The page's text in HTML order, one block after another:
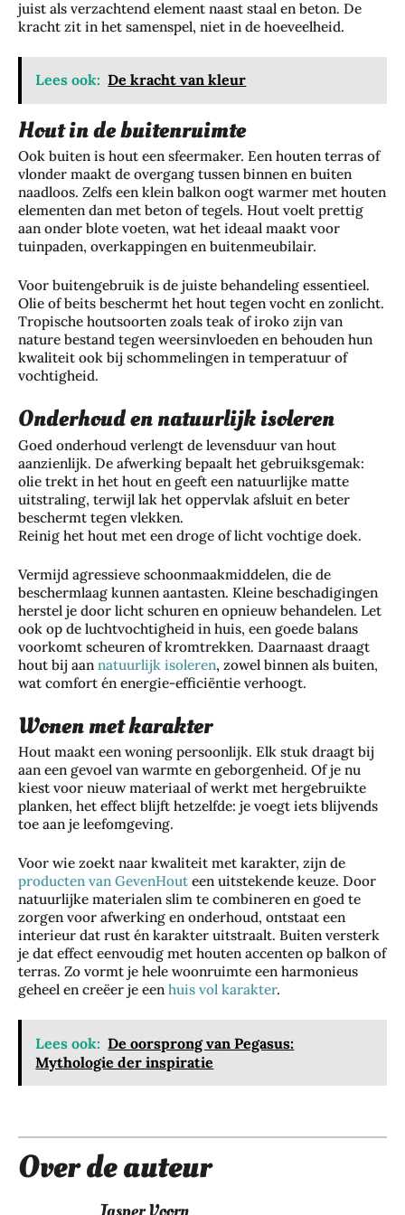
juist als verzachtend element naast staal en beton. De
kracht zit in het samenspel, niet in de hoeveelheid.
Lees ook: De kracht van kleur
Hout in de buitenruimte
Ook buiten is hout een sfeermaker. Een houten terras of
vlonder maakt de overgang tussen binnen en buiten
naadloos. Zelfs een klein balkon oogt warmer met houten
elementen dan met beton of tegels. Hout voelt prettig
aan onder blote voeten, wat het ideaal maakt voor
tuinpaden, overkappingen en buitenmeubilair.
Voor buitengebruik is de juiste behandeling essentieel.
Olie of beits beschermt het hout tegen vocht en zonlicht.
Tropische houtsoorten zoals teak of iroko zijn van
nature bestand tegen weersinvloeden en behouden hun
kwaliteit ook bij schommelingen in temperatuur of
vochtigheid.
Onderhoud en natuurlijk isoleren
Goed onderhoud verlengt de levensduur van hout
aanzienlijk. De afwerking bepaalt het gebruiksgemak:
olie trekt in het hout en geeft een natuurlijke matte
uitstraling, terwijl lak het oppervlak afsluit en beter
beschermt tegen vlekken.
Reinig het hout met een droge of licht vochtige doek.
Vermijd agressieve schoonmaakmiddelen, die de
beschermlaag kunnen aantasten. Kleine beschadigingen
herstel je door licht schuren en opnieuw behandelen. Let
ook op de luchtvochtigheid in huis, een goede balans
voorkomt scheuren of kromtrekken. Daarnaast draagt
hout bij aan natuurlijk isoleren, zowel binnen als buiten,
wat comfort én energie-efficiëntie verhoogt.
Wonen met karakter
Hout maakt een woning persoonlijk. Elk stuk draagt bij
aan een gevoel van warmte en geborgenheid. Of je nu
kiest voor nieuw materiaal of werkt met hergebruikte
planken, het effect blijft hetzelfde: je voegt iets blijvends
toe aan je leefomgeving.
Voor wie zoekt naar kwaliteit met karakter, zijn de
producten van GevenHout een uitstekende keuze. Door
natuurlijke materialen slim te combineren en goed te
zorgen voor afwerking en onderhoud, ontstaat een
interieur dat rust én karakter uitstraalt. Buiten versterk
je dat effect eenvoudig met houten accenten op balkon of
terras. Zo vormt je hele woonruimte een harmonieus
geheel en creëer je een huis vol karakter.
Lees ook: De oorsprong van Pegasus:
Mythologie der inspiratie
Over de auteur